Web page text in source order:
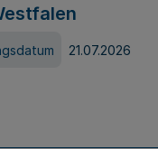
21.07.2026